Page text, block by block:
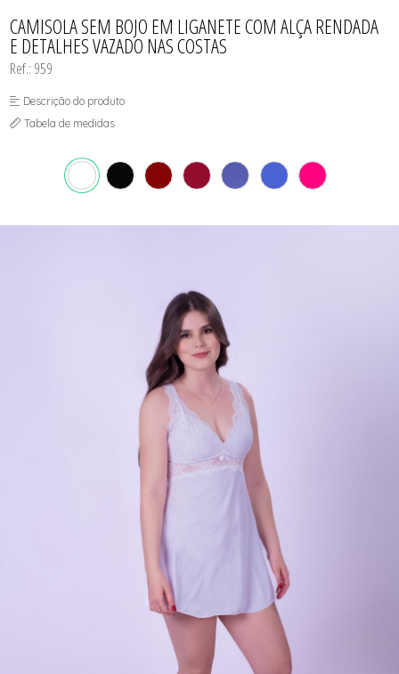
MATERNIDADE
SEM COSTURA
TOP
CAMISOLA SEM BOJO EM LIGANETE COM ALÇA RENDADA
E DETALHES VAZADO NAS COSTAS
Ref.: 959
Descrição do produto
Tabela de medidas